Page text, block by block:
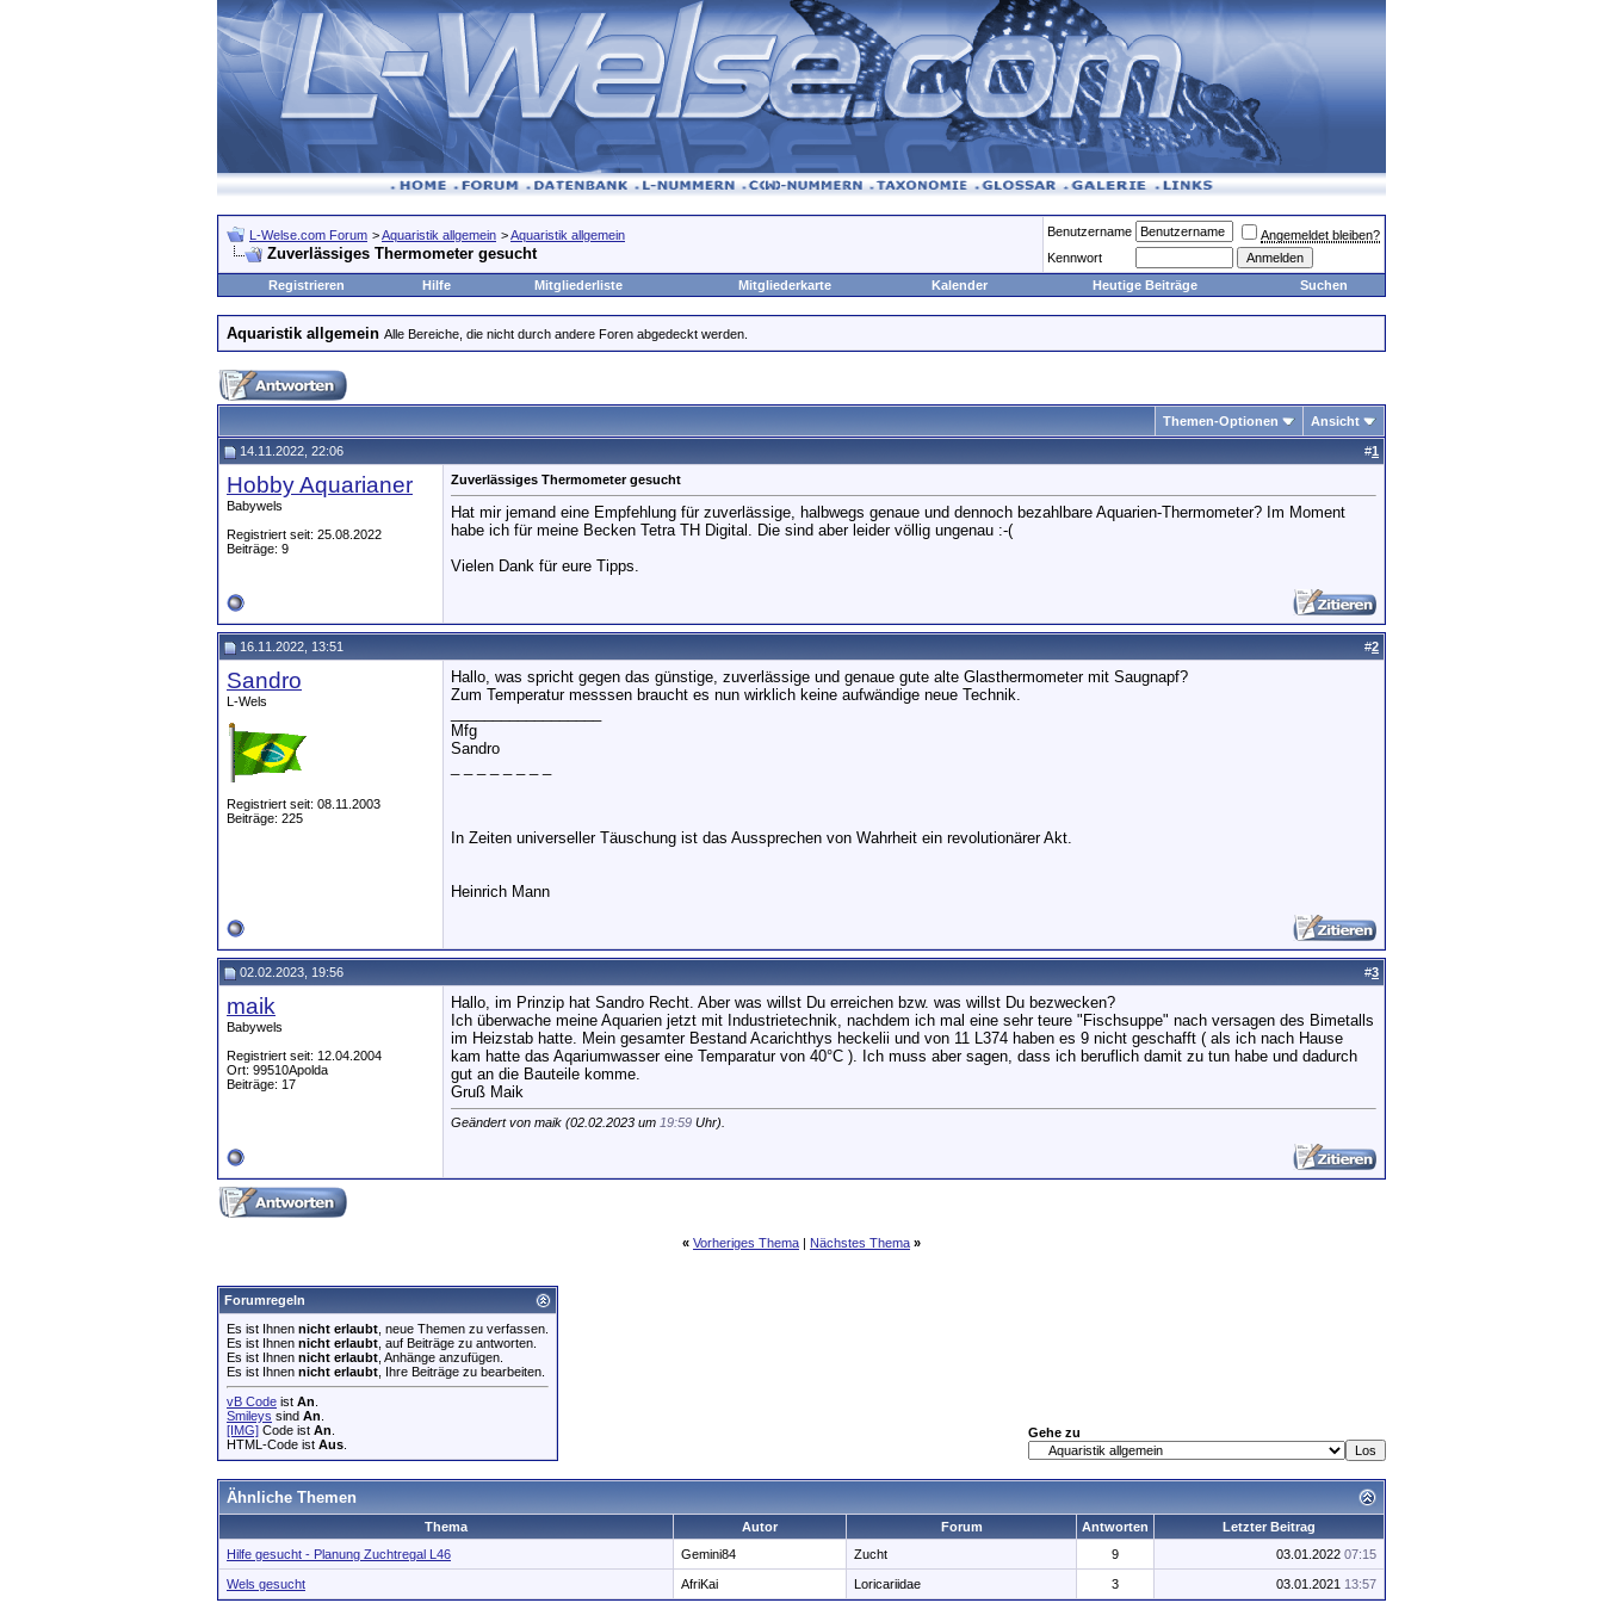
L-Welse.com Forum >Aquaristik allgemein >Aquaristik allgemein
Zuverlässiges Thermometer gesucht
Benutzername
Angemeldet bleiben?
Kennwort
Registrieren
Hilfe Mitgliederliste Mitgliederkarte Kalender Heutige Beiträge Suchen
Aquaristik allgemein Alle Bereiche, die nicht durch andere Foren abgedeckt werden.
Themen-Optionen Ansicht
14.11.2022, 22:06 #1
Hobby Aquarianer
Babywels
Registriert seit: 25.08.2022
Beiträge: 9
Zuverlässiges Thermometer gesucht
Hat mir jemand eine Empfehlung für zuverlässige, halbwegs genaue und dennoch bezahlbare Aquarien-Thermometer? Im Moment
habe ich für meine Becken Tetra TH Digital. Die sind aber leider völlig ungenau :-(
Vielen Dank für eure Tipps.
16.11.2022, 13:51 #2
Sandro
L-Wels
Registriert seit: 08.11.2003
Beiträge: 225
Hallo, was spricht gegen das günstige, zuverlässige und genaue gute alte Glasthermometer mit Saugnapf?
Zum Temperatur messsen braucht es nun wirklich keine aufwändige neue Technik.
Mfg
Sandro
In Zeiten universeller Täuschung ist das Aussprechen von Wahrheit ein revolutionärer Akt.
Heinrich Mann
02.02.2023, 19:56 #3
maik
Babywels
Registriert seit: 12.04.2004
Ort: 99510Apolda
Beiträge: 17
Hallo, im Prinzip hat Sandro Recht. Aber was willst Du erreichen bzw. was willst Du bezwecken?
Ich überwache meine Aquarien jetzt mit Industrietechnik, nachdem ich mal eine sehr teure "Fischsuppe" nach versagen des Bimetalls
im Heizstab hatte. Mein gesamter Bestand Acarichthys heckelii und von 11 L374 haben es 9 nicht geschafft ( als ich nach Hause
kam hatte das Aqariumwasser eine Temparatur von 40°C ). Ich muss aber sagen, dass ich beruflich damit zu tun habe und dadurch
gut an die Bauteile komme.
Gruß Maik
Geändert von maik (02.02.2023 um 19:59 Uhr).
« Vorheriges Thema | Nächstes Thema »
Forumregeln
Es ist Ihnen nicht erlaubt , neue Themen zu verfassen.
Es ist Ihnen nicht erlaubt , auf Beiträge zu antworten.
Es ist Ihnen nicht erlaubt , Anhänge anzufügen.
Es ist Ihnen nicht erlaubt , Ihre Beiträge zu bearbeiten.
vB Code ist An
Smileys sind An
[IMG] Code ist An
HTML-Code ist Aus
Gehe zu
Ähnliche Themen
Thema Autor Forum Antworten
Letzter Beitrag
Hilfe gesucht - Planung Zuchtregal L46
Gemini84 Zucht 9 03.01.2022 07:15
Wels gesucht AfriKai Loricariidae 3 03.01.2021 13:57